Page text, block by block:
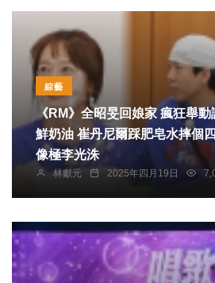
綜藝
《RM》全昭旻回娘家 瘋狂舉動讓情敵池睿恩滿臉
鮮奶油 崔丹尼爾踩肥皂水摔個四腳朝天 搞笑模樣
像極李光洙
林獻元 2025年四月19日